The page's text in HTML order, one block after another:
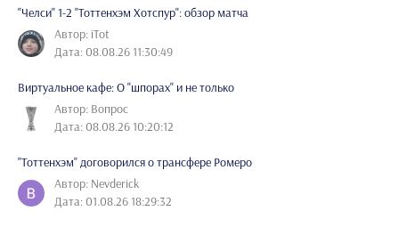
"Челси" 1-2 "Тоттенхэм Хотспур": обзор матча
Автор: iTot
Дата: 08.08.26 11:30:49
Виртуальное кафе: О "шпорах" и не только
Автор: Вопрос
Дата: 08.08.26 10:20:12
"Тоттенхэм" договорился о трансфере Ромеро
Автор: Nevderick
Дата: 01.08.26 18:29:32